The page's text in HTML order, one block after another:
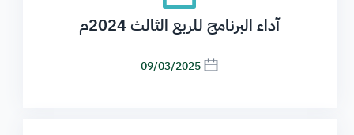
آداء البرنامج للربع الثالث 2024م
09/03/2025